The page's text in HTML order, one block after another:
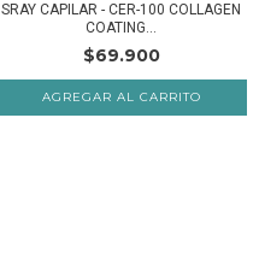
SRAY CAPILAR - CER-100 COLLAGEN
COATING...
$69.900